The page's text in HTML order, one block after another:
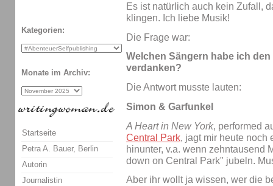
Es ist natürlich auch kein Zufall,
klingen. Ich liebe Musik!
Die Frage war:
Welchen Sängern habe ich
verdanken?
Die Antwort musste lauten:
Simon & Garfunkel
A Heart in New York, performed
Central Park, jagt mir heute noch
hinunter, v.a. wenn zehntausend
down on Central Park" jubeln.
Aber ihr wollt ja wissen, wer die
Kategorien:
Monate im Archiv:
Startseite
Petra A. Bauer, Berlin
Autorin
Journalistin